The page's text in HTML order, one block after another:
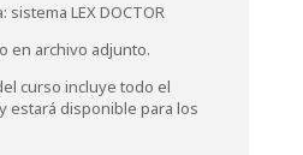
LEX DOCTOR
en archivo adjunto.
curso incluye todo el
estará disponible para los